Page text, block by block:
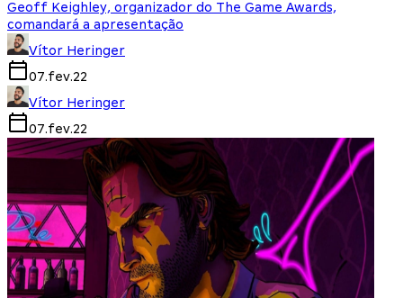
Geoff Keighley, organizador do The Game Awards,
comandará a apresentação
Vítor Heringer
07.fev.22
Vítor Heringer
07.fev.22